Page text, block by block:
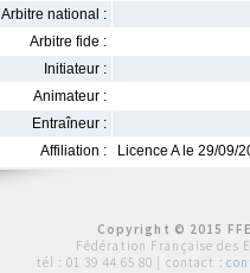
Arbitre national :
Arbitre fide :
Initiateur :
Animateur :
Entraîneur :
Affiliation :
Licence A le 29/09/
Copyright © 2015
Fédération Française des
tél : 01 39 44 65 80 | contact :